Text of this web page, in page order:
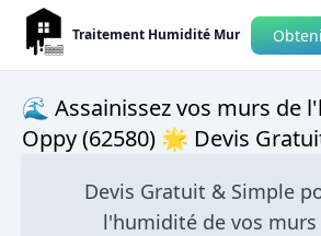
Traitement Humidité Mur
🌊 Assainissez vos murs de
Oppy (62580) 🌟 Devis
Devis Gratuit & Simple
l'humidité de vos murs